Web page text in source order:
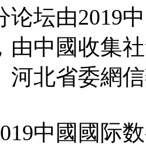
论坛由2019
由中國收集
河北省委網
中國國际